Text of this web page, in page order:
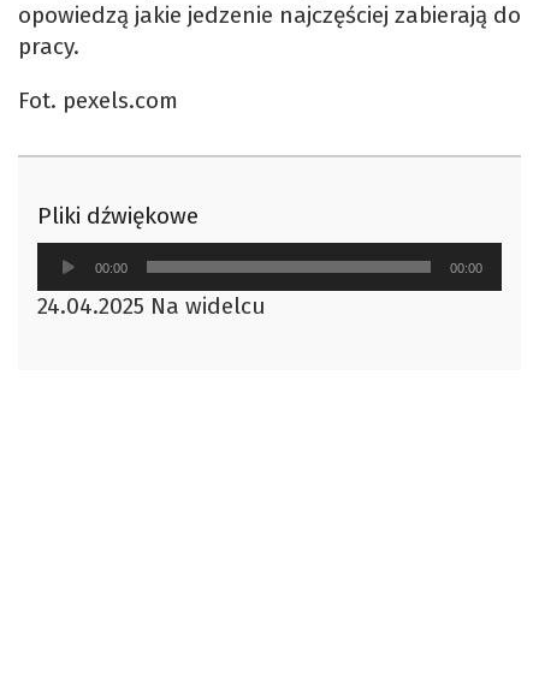
opowiedzą jakie jedzenie najczęściej zabierają do
pracy.
Fot. pexels.com
Pliki dźwiękowe
Odtwarzacz
plików
dźwiękowych
00:00 00:00
24.04.2025 Na widelcu